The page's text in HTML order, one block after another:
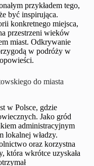
przykładem tego,
być inspirująca.
konkretnego miejsca,
przestrzeni wieków
miast. Odkrywanie
w podróży w
do miasta
w Polsce, gdzie
Jako gród
administracyjnym
lokalnej władzy.
oraz korzystna
która wkrótce uzyskała